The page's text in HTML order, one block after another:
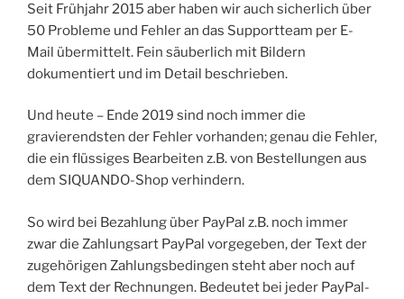
Seit Frühjahr 2015 aber haben wir auch sicherlich über
50 Probleme und Fehler an das Supportteam per E-
Mail übermittelt. Fein säuberlich mit Bildern
dokumentiert und im Detail beschrieben.
Und heute – Ende 2019 sind noch immer die
gravierendsten der Fehler vorhanden; genau die Fehler,
die ein flüssiges Bearbeiten z.B. von Bestellungen aus
dem SIQUANDO-Shop verhindern.
So wird bei Bezahlung über PayPal z.B. noch immer
zwar die Zahlungsart PayPal vorgegeben, der Text der
zugehörigen Zahlungsbedingen steht aber noch auf
dem Text der Rechnungen. Bedeutet bei jeder PayPal-